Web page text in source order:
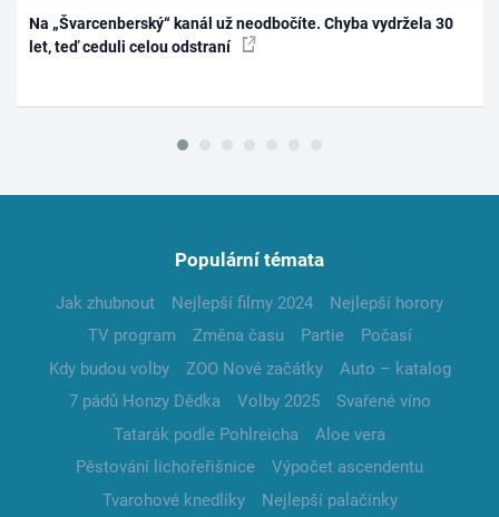
Na „Švarcenberský“ kanál už neodbočíte. Chyba vydržela 30
let, teď ceduli celou odstraní
Populární témata
Jak zhubnout Nejlepší filmy 2024
Nejlepší horory
TV program
Změna času Partie
Počasí
Kdy budou volby
ZOO Nové začátky
Auto – katalog
7 pádů Honzy Dědka
Volby 2025
Svařené víno
Tatarák podle Pohlreicha
Aloe vera
Pěstování lichořeřišnice
Výpočet ascendentu
Tvarohové knedlíky
Nejlepší palačinky